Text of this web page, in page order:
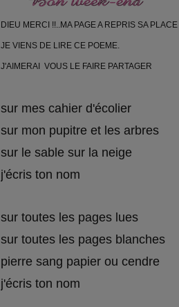
DIEU MERCI !!..MA PAGE A REPRIS SA PLACE
JE VIENS DE LIRE CE POEME.
J'AIMERAI VOUS LE FAIRE PARTAGER
sur mes cahier d'écolier
sur mon pupitre et les arbres
sur le sable sur la neige
j'écris ton nom
sur toutes les pages lues
sur toutes les pages blanches
pierre sang papier ou cendre
j'écris ton nom